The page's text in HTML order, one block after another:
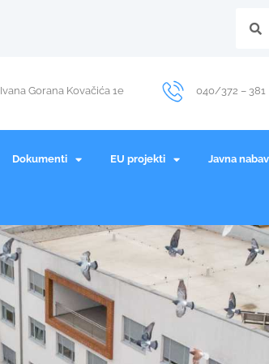
Ivana Gorana Kovačića 1e 040/372 – 381
Dokumenti EU projekti Javna